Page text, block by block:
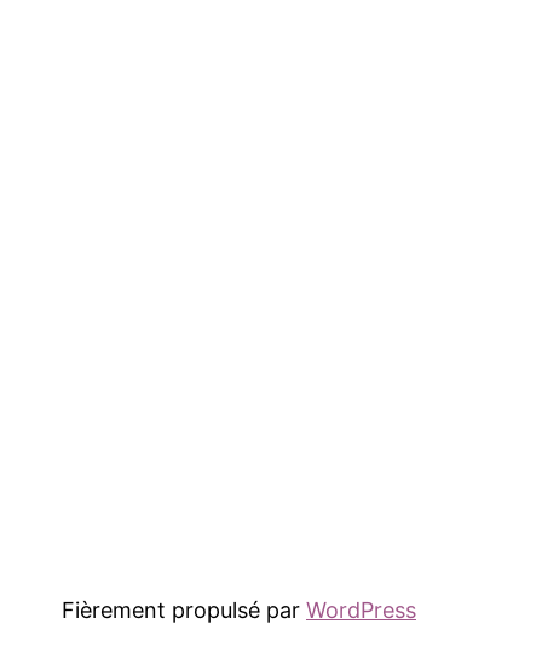
Fièrement propulsé par WordPress